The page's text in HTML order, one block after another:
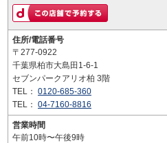
住所/電話番号
〒277-0922
千葉県柏市大島田1-6-1
セブンパークアリオ柏 3階
TEL： 0120-685-360
TEL： 04-7160-8816
営業時間
午前10時〜午後9時